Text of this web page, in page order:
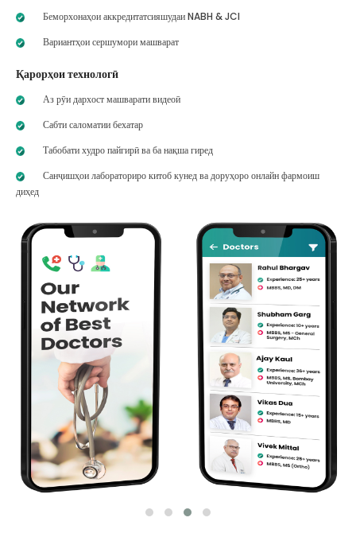
Беморхонаҳои аккредитатсияшудаи NABH & JCI
Вариантҳои сершумори машварат
Қарорҳои технологӣ
Аз рӯи дархост машварати видеоӣ
Сабти саломатии бехатар
Табобати худро пайгирӣ ва ба нақша гиред
Санҷишҳои лабораториро китоб кунед ва доруҳоро онлайн фармоиш
диҳед